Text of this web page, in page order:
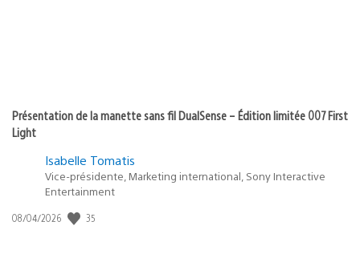
Présentation de la manette sans fil DualSense – Édition limitée 007 First
Light
Isabelle Tomatis
Vice-présidente, Marketing international, Sony Interactive
Entertainment
Date
08/04/2026 35